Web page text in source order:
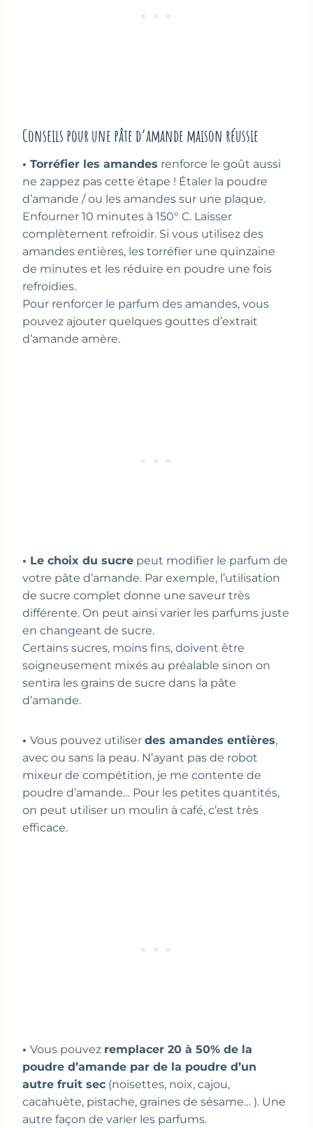
Conseils pour une pâte d’amande maison réussie
• Torréfier les amandes renforce le goût aussi
ne zappez pas cette étape ! Étaler la poudre
d’amande / ou les amandes sur une plaque.
Enfourner 10 minutes à 150° C. Laisser
complètement refroidir. Si vous utilisez des
amandes entières, les torréfier une quinzaine
de minutes et les réduire en poudre une fois
refroidies.
Pour renforcer le parfum des amandes, vous
pouvez ajouter quelques gouttes d’extrait
d’amande amère.
• Le choix du sucre peut modifier le parfum de
votre pâte d’amande. Par exemple, l’utilisation
de sucre complet donne une saveur très
différente. On peut ainsi varier les parfums juste
en changeant de sucre.
Certains sucres, moins fins, doivent être
soigneusement mixés au préalable sinon on
sentira les grains de sucre dans la pâte
d’amande.
• Vous pouvez utiliser des amandes entières,
avec ou sans la peau. N’ayant pas de robot
mixeur de compétition, je me contente de
poudre d’amande… Pour les petites quantités,
on peut utiliser un moulin à café, c’est très
efficace.
• Vous pouvez remplacer 20 à 50% de la
poudre d’amande par de la poudre d’un
autre fruit sec (noisettes, noix, cajou,
cacahuète, pistache, graines de sésame… ). Une
autre façon de varier les parfums.